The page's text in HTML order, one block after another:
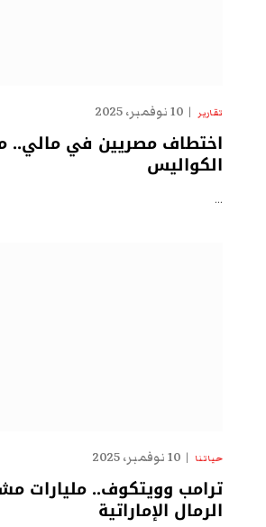
تقارير 10 نوفمبر، 2025
اختطاف مصريين في مالي..
الكواليس
…
حياتنا 10 نوفمبر، 2025
ترامب وويتكوف.. مليارات
الرمال الإماراتية